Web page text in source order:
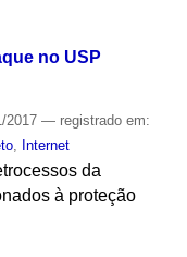
no USP
2017 — registrado em:
, Internet
da
à proteção